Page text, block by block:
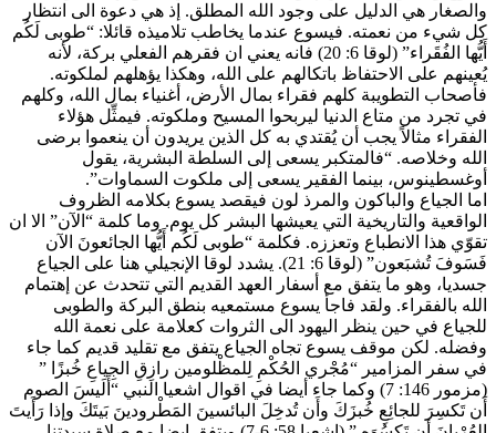
والصغار هي الدليل على وجود الله المطلق. إذ هي دعوة الى انتظار
كل شيء من نعمته. فيسوع عندما يخاطب تلاميذه قائلا: “طوبى لَكُم
أَيُّها الفُقَراء” (لوقا 6: 20) فانه يعني ان فقرهم الفعلي بركة، لأنه
يُعينهم على الاحتفاظ باتكالهم على الله، وهكذا يؤهلهم لملكوته.
فأصحاب التطويبة كلهم فقراء بمال الأرض، أغنياء بمال الله، وكلهم
في تجرد من متاع الدنيا ليربحوا المسيح وملكوته. فيمثِّل هؤلاء
الفقراء مثالاً يجب أن يُقتدي به كل الذين يريدون أن ينعموا برضى
الله وخلاصه. “فالمتكبر يسعى إلى السلطة البشرية، يقول
أوغسطينوس، بينما الفقير يسعى إلى ملكوت السماوات”.
اما الجياع والباكون والمرذ لون فيقصد يسوع بكلامه الظروف
الواقعية والتاريخية التي يعيشها البشر كل يوم. وما كلمة “الآن” الا ان
تقوّي هذا الانطباع وتعززه. فكلمة “طوبى لَكُم أَيُّها الجائعونَ الآن
فَسَوفَ تُشبَعون” (لوقا 6: 21). يشدد لوقا الإنجيلي هنا على الجياع
جسديا، وهو ما يتفق مع أسفار العهد القديم التي تتحدث عن إهتمام
الله بالفقراء. ولقد فاجأ يسوع مستمعيه بنطق البركة والطوبى
للجياع في حين ينظر اليهود الى الثروات كعلامة على نعمة الله
وفضله. لكن موقف يسوع تجاه الجياع يتفق مع تقليد قديم كما جاء
في سفر المزامير “مُجْري الحُكْمِ لِلمظْلومين رازِقِ الجِياعِ خُبزًا ”
(مزمور 146: 7) وكما جاء أيضا في اقوال اشعيا النبي “أَلَيسَ الصوم
أَن تَكسِرَ للجائِعِ خُبزَكَ وأَن تُدخِلَ البائسينَ المَطْرودينَ بَيتَكَ وإذا رَأَيتَ